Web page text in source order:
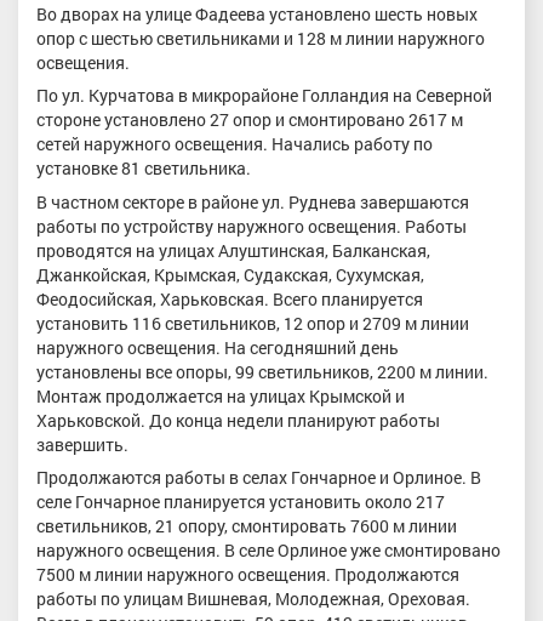
Во дворах на улице Фадеева установлено шесть новых
опор с шестью светильниками и 128 м линии наружного
освещения.
По ул. Курчатова в микрорайоне Голландия на Северной
стороне установлено 27 опор и смонтировано 2617 м
сетей наружного освещения. Начались работу по
установке 81 светильника.
В частном секторе в районе ул. Руднева завершаются
работы по устройству наружного освещения. Работы
проводятся на улицах Алуштинская, Балканская,
Джанкойская, Крымская, Судакская, Сухумская,
Феодосийская, Харьковская. Всего планируется
установить 116 светильников, 12 опор и 2709 м линии
наружного освещения. На сегодняшний день
установлены все опоры, 99 светильников, 2200 м линии.
Монтаж продолжается на улицах Крымской и
Харьковской. До конца недели планируют работы
завершить.
Продолжаются работы в селах Гончарное и Орлиное. В
селе Гончарное планируется установить около 217
светильников, 21 опору, смонтировать 7600 м линии
наружного освещения. В селе Орлиное уже смонтировано
7500 м линии наружного освещения. Продолжаются
работы по улицам Вишневая, Молодежная, Ореховая.